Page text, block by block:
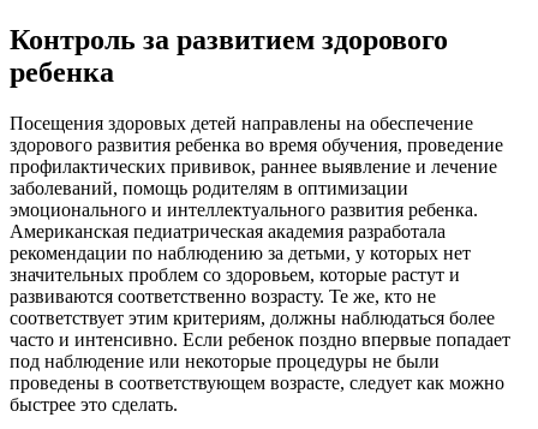
Контроль за развитием здорового
ребенка
Посещения здоровых детей направлены на обеспечение
здорового развития ребенка во время обучения, проведение
профилактических прививок, раннее выявление и лечение
заболеваний, помощь родителям в оптимизации
эмоционального и интеллектуального развития ребенка.
Американская педиатрическая академия разработала
рекомендации по наблюдению за детьми, у которых нет
значительных проблем со здоровьем, которые растут и
развиваются соответственно возрасту. Те же, кто не
соответствует этим критериям, должны наблюдаться более
часто и интенсивно. Если ребенок поздно впервые попадает
под наблюдение или некоторые процедуры не были
проведены в соответствующем возрасте, следует как можно
быстрее это сделать.